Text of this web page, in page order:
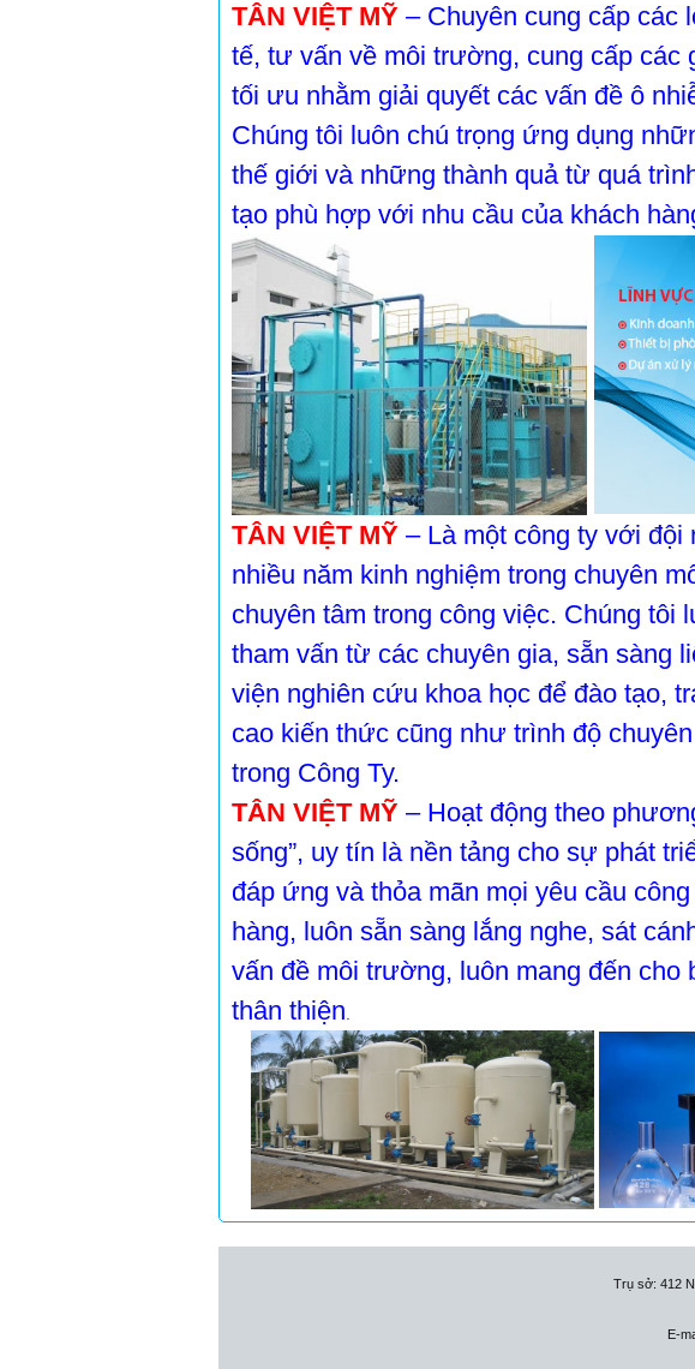
TÂN VIỆT MỸ – Chuyên cung cấp các
tế, tư vấn về môi trường, cung cấp các
tối ưu nhằm giải quyết các vấn đề ô
Chúng tôi luôn chú trọng ứng dụng
thế giới và những thành quả từ quá
tạo phù hợp với nhu cầu của khách
TÂN VIỆT MỸ – Là một công ty với
nhiều năm kinh nghiệm trong chuyên
chuyên tâm trong công việc. Chúng tôi
tham vấn từ các chuyên gia, sẵn sàng
viện nghiên cứu khoa học để đào tạo,
cao kiến thức cũng như trình độ
trong Công Ty.
TÂN VIỆT MỸ – Hoạt động theo
sống”, uy tín là nền tảng cho sự phát
đáp ứng và thỏa mãn mọi yêu cầu
hàng, luôn sẵn sàng lắng nghe, sát
vấn đề môi trường, luôn mang đến cho
thân thiện
Trụ sở: 412
E-